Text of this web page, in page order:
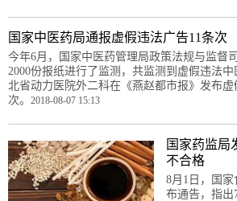
国家中医药局通报虚假违法广告11条次
今年6月，国家中医药管理局政策法规与监督
2000份报纸进行了监测，共监测到虚假违法
北省动力医院外二科在《燕赵都市报》发布
次。 2018-08-07 15:13
国家药监局
不合格
8月1日，国
布通告，指出